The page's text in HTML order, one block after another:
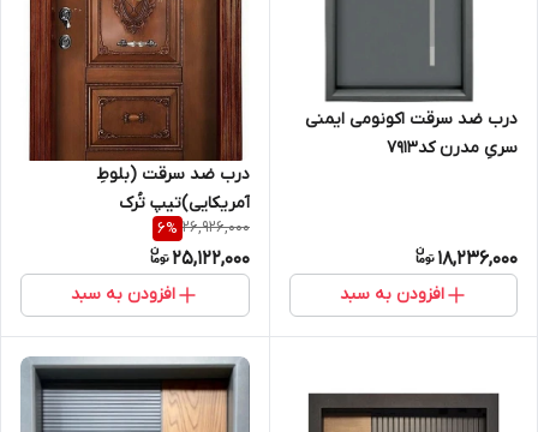
درب ضد سرقت اکونومی ایمنی
سریِ مدرن کد۷۹۱۳
18,236,000
افزودن به سبد
درب ضد سرقت (بلوطِ
آمریکایی)تیپ تُرک
26,926,000
6%
25,122,000
افزودن به سبد